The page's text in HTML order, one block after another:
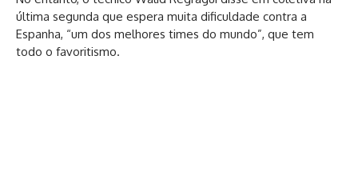
última segunda que espera muita dificuldade contra a
Espanha, “um dos melhores times do mundo”, que tem
todo o favoritismo.